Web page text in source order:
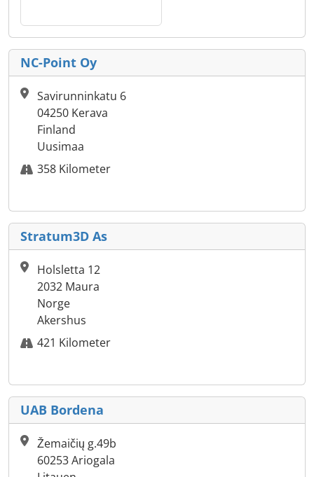
NC-Point Oy
Savirunninkatu 6
04250 Kerava
Finland
Uusimaa
358 Kilometer
Stratum3D As
Holsletta 12
2032 Maura
Norge
Akershus
421 Kilometer
UAB Bordena
Žemaičių g.49b
60253 Ariogala